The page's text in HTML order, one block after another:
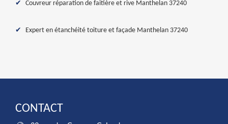
Couvreur réparation de faitière et rive Manthelan 37240
Expert en étanchéité toiture et façade Manthelan 37240
CONTACT